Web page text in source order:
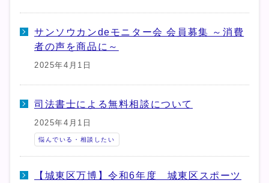
サンソウカンdeモニター会 会員募集 ～消費
者の声を商品に～
2025年4月1日
司法書士による無料相談について
2025年4月1日
悩んでいる・相談したい
【城東区万博】令和6年度 城東区スポーツ